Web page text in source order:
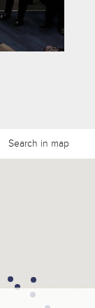
Search in map